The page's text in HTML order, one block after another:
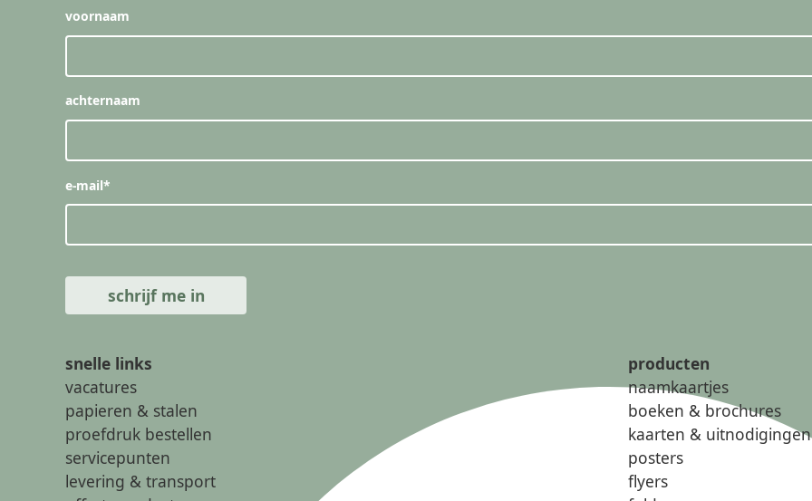
voornaam
achternaam
e-mail*
snelle links
vacatures
papieren & stalen
proefdruk bestellen
servicepunten
levering & transport
producten
naamkaartjes
boeken & brochures
kaarten & uitnodigingen
posters
flyers